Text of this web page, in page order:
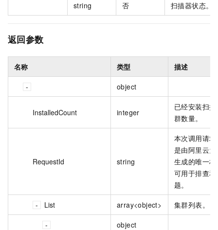
string 否 扫描器状态。
返回参数
名称 类型 描述
object
InstalledCount integer
已经安装扫
群数量。
RequestId string
本次调用请
是由阿里云
生成的唯一
可用于排查
题。
List array<object> 集群列表。
object